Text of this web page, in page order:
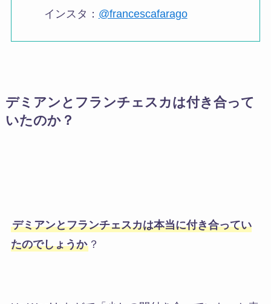
インスタ： @francescafarago
デミアンとフランチェスカは付き合って
いたのか？
デミアンとフランチェスカは本当に付き合ってい
たのでしょうか？